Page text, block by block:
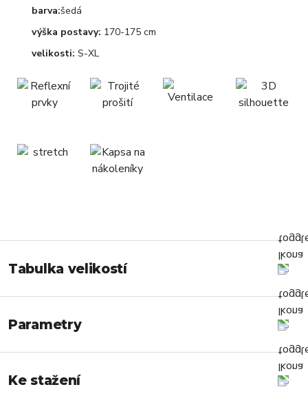
barva:šedá
výška postavy: 170-175 cm
velikosti: S-XL
Tabulka velikostí
Parametry
Ke stažení